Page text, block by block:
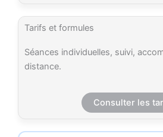
Tarifs et formules
Séances individuelles, suivi,
distance.
Consulter les